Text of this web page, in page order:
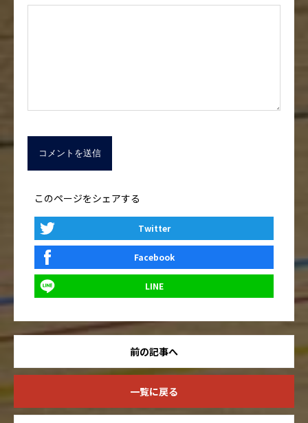
このページをシェアする
Twitter
Facebook
LINE
前の記事へ
一覧に戻る